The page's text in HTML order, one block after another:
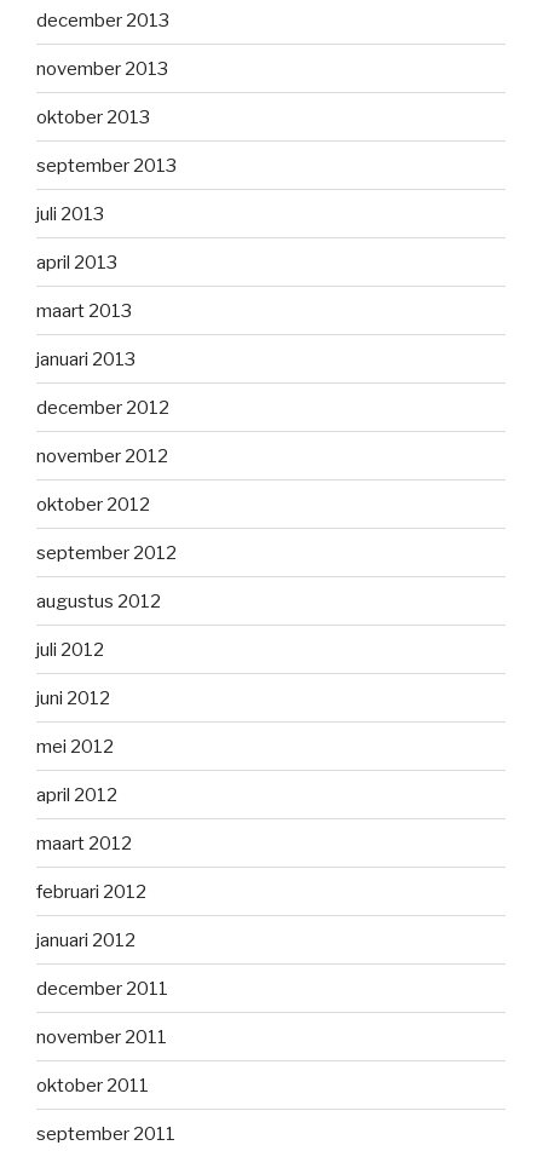
december 2013
november 2013
oktober 2013
september 2013
juli 2013
april 2013
maart 2013
januari 2013
december 2012
november 2012
oktober 2012
september 2012
augustus 2012
juli 2012
juni 2012
mei 2012
april 2012
maart 2012
februari 2012
januari 2012
december 2011
november 2011
oktober 2011
september 2011